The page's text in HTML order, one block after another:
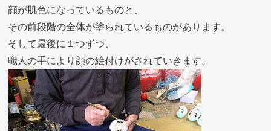
顔が肌色になっているものと、
その前段階の全体が塗られているものがあります。
そして最後に１つずつ、
職人の手により顔の絵付けがされていきます。